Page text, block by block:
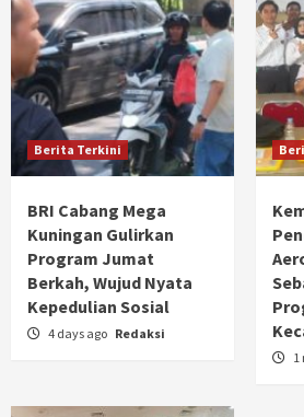
Berita Terkini
BRI Cabang Mega
Kuningan Gulirkan
Program Jumat
Berkah, Wujud Nyata
Kepedulian Sosial
4 days ago Redaksi
1